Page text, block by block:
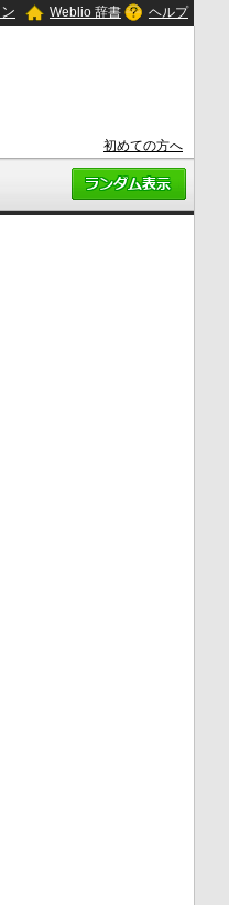
Weblio 辞書 ヘルプ
初めての方へ